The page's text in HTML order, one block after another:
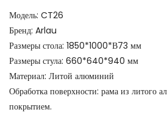
Модель: CT26
Бренд: Arlau
Размеры стола: 1850*1000*В73 мм
Размеры стула: 660*640*940 мм
Материал: Литой алюминий
Обработка поверхности: рама из литого
покрытием.